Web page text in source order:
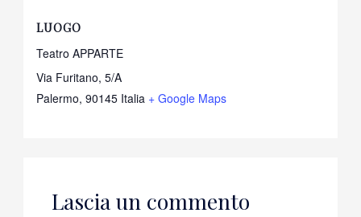
LUOGO
Teatro APPARTE
Via Furitano, 5/A
Palermo, 90145 Italia + Google Maps
Lascia un commento